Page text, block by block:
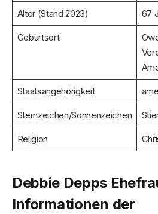
Alter (Stand 2023) 67
Geburtsort
Staatsangehörigkeit
Sternzeichen/Sonnenzeichen
Religion
Debbie Depps
Informationen der